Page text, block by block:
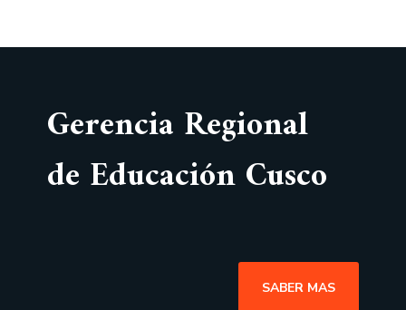
Gerencia Regional
de Educación Cusco
SABER MAS